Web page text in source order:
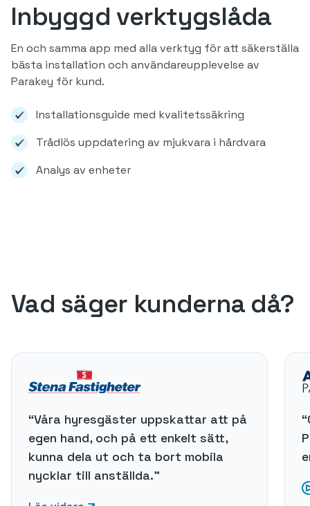
Inbyggd verktygslåda
En och samma app med alla verktyg för att säkerställa
bästa installation och användareupplevelse av
Parakey för kund.
Installationsguide med kvalitetssäkring
Trådlös uppdatering av mjukvara i hårdvara
Analys av enheter
Vad säger kunderna då?
“Våra hyresgäster uppskattar att på
egen hand, och på ett enkelt sätt,
kunna dela ut och ta bort mobila
nycklar till anställda."